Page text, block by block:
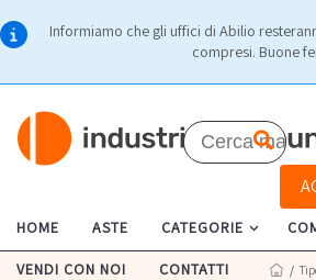
Informiamo che gli uffici di Abilio
compresi. Buone
HOME ASTE CATEGORIE
VENDI CON NOI CONTATTI /